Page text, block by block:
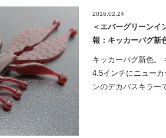
2016.02.24
＜エバーグリーンイ
報：キッカーバグ新
キッカーバグ新色。
4.5インチにニュー
ンのデカバスキラ